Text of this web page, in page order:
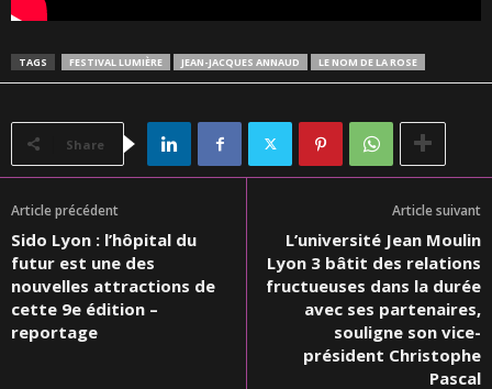
TAGS FESTIVAL LUMIÈRE JEAN-JACQUES ANNAUD LE NOM DE LA ROSE
Share
Article précédent
Sido Lyon : l’hôpital du
futur est une des
nouvelles attractions de
cette 9e édition –
reportage
Article suivant
L’université Jean Moulin
Lyon 3 bâtit des relations
fructueuses dans la durée
avec ses partenaires,
souligne son vice-
président Christophe
Pascal